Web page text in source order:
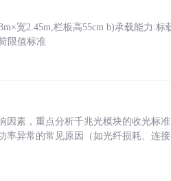
宽2.45m,栏板高55cm b)承载能力:标
限值标准
素，重点分析千兆光模块的收光标
率异常的常见原因（如光纤损耗、连